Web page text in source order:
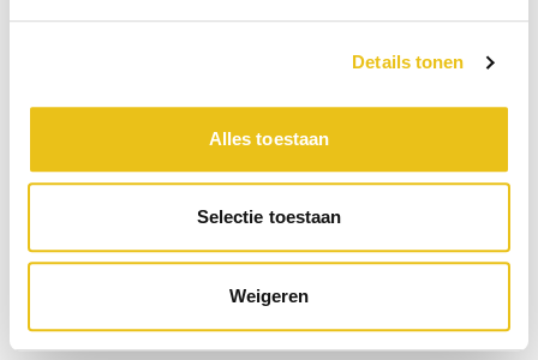
Details tonen
Alles toestaan
Selectie toestaan
Weigeren